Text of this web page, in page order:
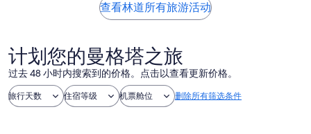
查看林道所有旅游活动
计划您的曼格塔之旅
过去 48 小时内搜索到的价格。点击以查看更新价格。
旅行天数 住宿等级 机票舱位 删除所有筛选条件